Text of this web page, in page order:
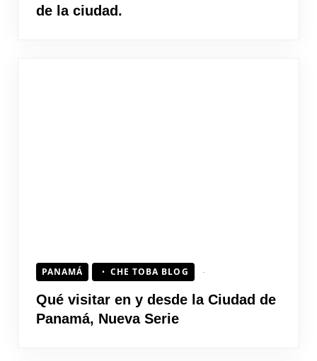
de la ciudad.
PANAMÁ CHE TOBA BLOG
Qué visitar en y desde la Ciudad de
Panamá, Nueva Serie